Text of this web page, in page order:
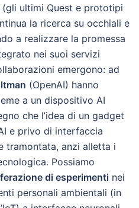
ultimi Quest e prototipi
la ricerca su occhiali e
a realizzare la promessa
nei suoi servizi
emergono: ad
(OpenAI) hanno
a un dispositivo AI
che l’idea di un gadget
e privo di interfaccia
tramontata, anzi alletta i
Possiamo
di esperimenti nei
personali ambientali (in